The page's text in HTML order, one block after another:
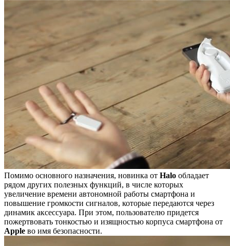
Помимо основного назначения, новинка от Halo обладает
рядом других полезных функций, в числе которых
увеличение времени автономной работы смартфона и
повышение громкости сигналов, которые передаются через
динамик аксессуара. При этом, пользователю придется
пожертвовать тонкостью и изящностью корпуса смартфона от
Apple во имя безопасности.